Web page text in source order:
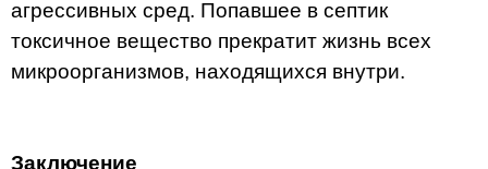
агрессивных сред. Попавшее в септик
токсичное вещество прекратит жизнь всех
микроорганизмов, находящихся внутри.
Заключение